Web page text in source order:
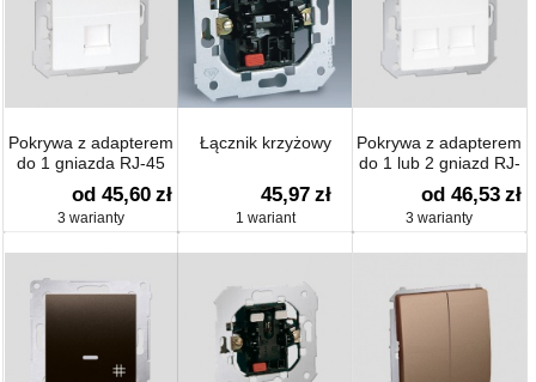
Pokrywa z adapterem
do 1 gniazda RJ-45
lub RJ-11/12
od 45,60 zł
3 warianty
Łącznik krzyżowy
45,97 zł
1 wariant
Pokrywa z adapterem
do 1 lub 2 gniazd RJ-
45 lub RJ-11/12
od 46,53 zł
3 warianty